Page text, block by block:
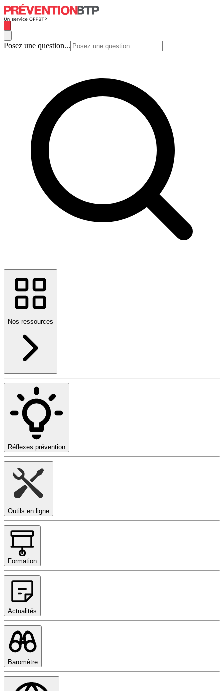
Posez une question...
Nos ressources
Réflexes prévention
Outils en ligne
Formation
Actualités
Baromètre